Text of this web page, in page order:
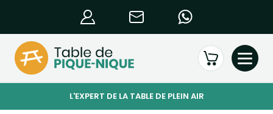
L'EXPERT DE LA TABLE DE PLEIN AIR